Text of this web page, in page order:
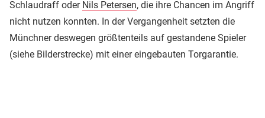
Schlaudraff oder Nils Petersen, die ihre Chancen im Angriff
nicht nutzen konnten. In der Vergangenheit setzten die
Münchner deswegen größtenteils auf gestandene Spieler
(siehe Bilderstrecke) mit einer eingebauten Torgarantie.